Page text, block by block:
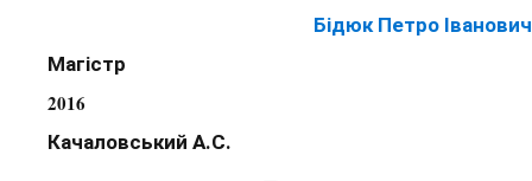
Бідюк Петро Іванович
Магістр
2016
Качаловський А.С.